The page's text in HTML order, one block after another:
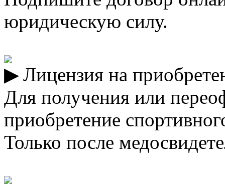
юридическую силу.
Лицензия на
Для получения или
приобретение
Только после